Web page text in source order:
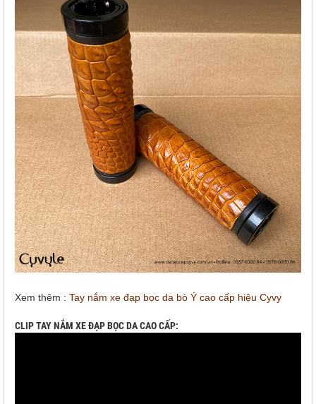
Xem thêm : Tay nắm xe đạp bọc da bò Ý cao cấp hiệu Cyvy
CLIP TAY NẮM XE ĐẠP BỌC DA CAO CẤP: